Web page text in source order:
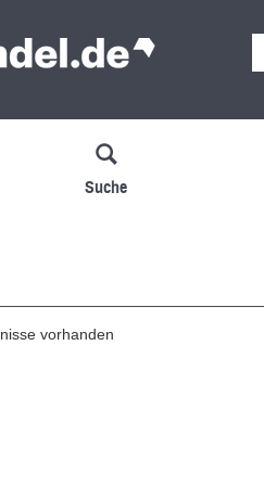
Suche
vorhanden